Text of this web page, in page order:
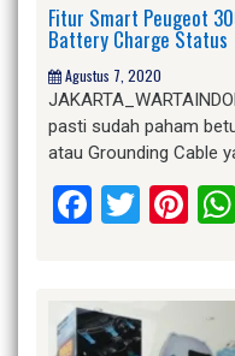
Fitur Smart Peugeot
Battery Charge Status
Agustus 7, 2020
pasti sudah paham
atau Grounding Cable